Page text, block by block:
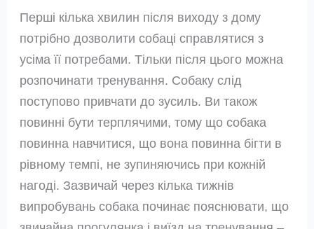
Перші кілька хвилин після виходу з дому
потрібно дозволити собаці справлятися з
усіма її потребами. Тільки після цього можна
розпочинати тренування. Собаку слід
поступово привчати до зусиль. Ви також
повинні бути терплячими, тому що собака
повинна навчитися, що вона повинна бігти в
рівному темпі, не зупиняючись при кожній
нагоді. Зазвичай через кілька тижнів
випробувань собака починає пояснювати, що